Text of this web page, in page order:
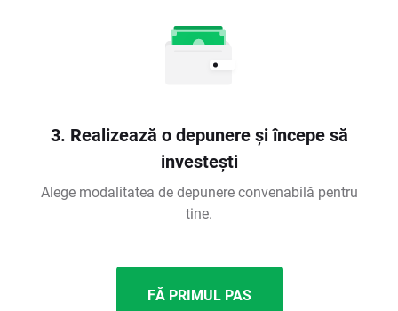
3. Realizează o depunere și începe să
investești
Alege modalitatea de depunere convenabilă pentru
tine.
FĂ PRIMUL PAS